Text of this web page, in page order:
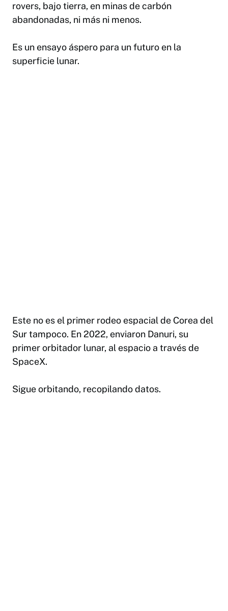
rovers, bajo tierra, en minas de carbón
abandonadas, ni más ni menos.
Es un ensayo áspero para un futuro en la
superficie lunar.
Este no es el primer rodeo espacial de Corea del
Sur tampoco. En 2022, enviaron Danuri, su
primer orbitador lunar, al espacio a través de
SpaceX.
Sigue orbitando, recopilando datos.